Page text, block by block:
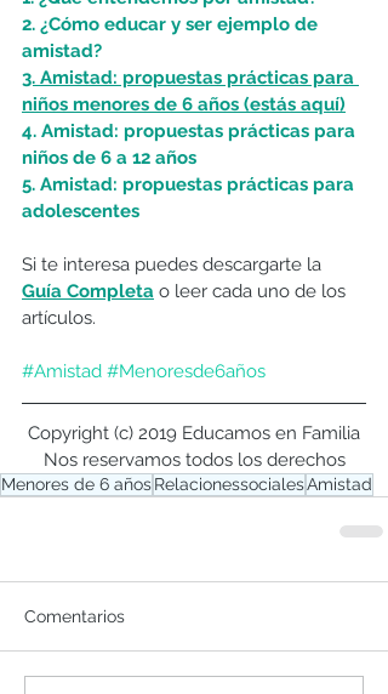
2. ¿Cómo educar y ser ejemplo de
amistad?
3. Amistad: propuestas prácticas para
niños menores de 6 años (estás aquí)
4. Amistad: propuestas prácticas para
niños de 6 a 12 años
5. Amistad: propuestas prácticas para
adolescentes
Si te interesa puedes descargarte la
Guía Completa o leer cada uno de los
artículos.
#Amistad #Menoresde6años
Copyright (c) 2019 Educamos en Familia
Nos reservamos todos los derechos
Menores de 6 añosRelacionessocialesAmistad
Comentarios